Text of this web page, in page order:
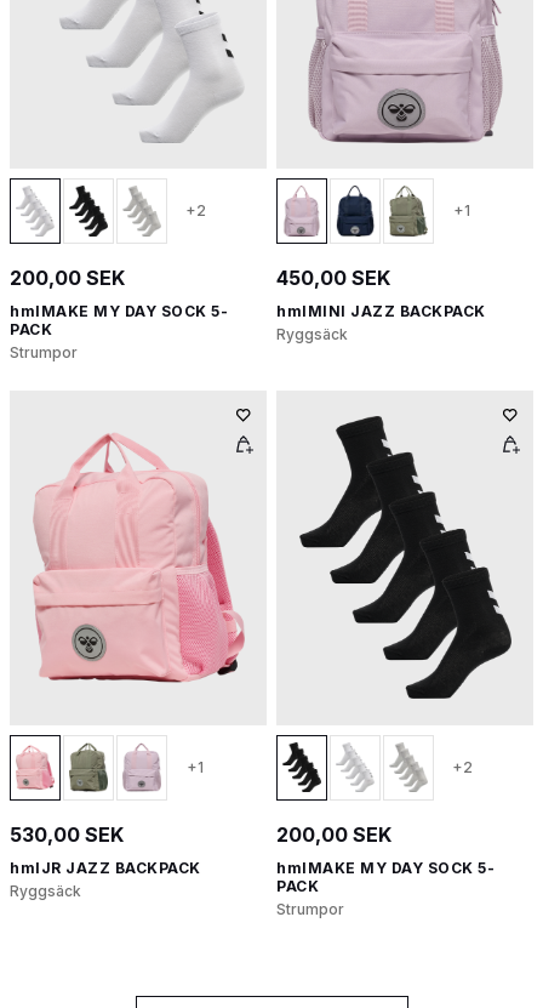
+2
200,00 SEK
hmlMAKE MY DAY SOCK 5-
PACK
Strumpor
+1
450,00 SEK
hmlMINI JAZZ BACKPACK
Ryggsäck
+1
530,00 SEK
hmlJR JAZZ BACKPACK
Ryggsäck
+2
200,00 SEK
hmlMAKE MY DAY SOCK 5-
PACK
Strumpor